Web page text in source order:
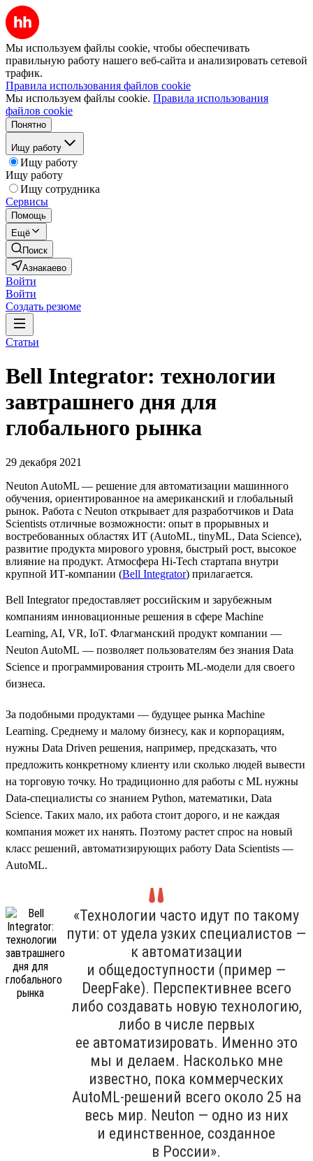
Мы используем файлы cookie, чтобы обеспечивать
правильную работу нашего веб-сайта и анализировать сетевой
трафик.
Правила использования файлов cookie
Мы используем файлы cookie. Правила использования
файлов cookie
Понятно
Ищу работу
Ищу работу
Ищу работу
Ищу сотрудника
Сервисы
Помощь
Ещё
Поиск
Азнакаево
Войти
Войти
Создать резюме
Статьи
Bell Integrator: технологии
завтрашнего дня для
глобального рынка
29 декабря 2021
Neuton AutoML — решение для автоматизации машинного
обучения, ориентированное на американский и глобальный
рынок. Работа с Neuton открывает для разработчиков и Data
Scientists отличные возможности: опыт в прорывных и
востребованных областях ИТ (AutoML, tinyML, Data Science),
развитие продукта мирового уровня, быстрый рост, высокое
влияние на продукт. Атмосфера Hi-Tech стартапа внутри
крупной ИТ-компании (Bell Integrator) прилагается.
Bell Integrator предоставляет российским и зарубежным
компаниям инновационные решения в сфере Machine
Learning, AI, VR, IoT. Флагманский продукт компании —
Neuton AutoML — позволяет пользователям без знания Data
Science и программирования строить ML-модели для своего
бизнеса.
За подобными продуктами — будущее рынка Machine
Learning. Среднему и малому бизнесу, как и корпорациям,
нужны Data Driven решения, например, предсказать, что
предложить конкретному клиенту или сколько людей вывести
на торговую точку. Но традиционно для работы с ML нужны
Data-специалисты со знанием Python, математики, Data
Science. Таких мало, их работа стоит дорого, и не каждая
компания может их нанять. Поэтому растет спрос на новый
класс решений, автоматизирующих работу Data Scientists —
AutoML.
«Технологии часто идут по такому
пути: от удела узких специалистов —
к автоматизации
и общедоступности (пример —
DeepFake). Перспективнее всего
либо создавать новую технологию,
либо в числе первых
ее автоматизировать. Именно это
мы и делаем. Насколько мне
известно, пока коммерческих
AutoML-решений всего около 25 на
весь мир. Neuton — одно из них
и единственное, созданное
в России».